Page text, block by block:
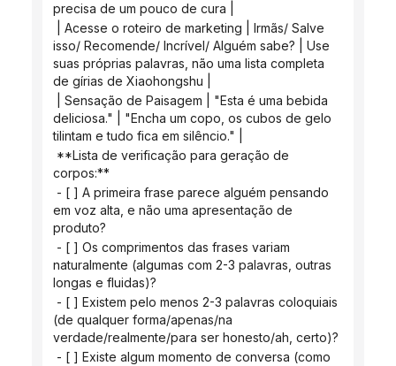
precisa de um pouco de cura |
isso/ Recomende/ Incrível/ Alguém sabe? | Use
suas próprias palavras, não uma lista completa
de gírias de Xiaohongshu |
deliciosa." | "Encha um copo, os cubos de gelo
tilintam e tudo fica em silêncio." |
corpos:**
em voz alta, e não uma apresentação de
produto?
naturalmente (algumas com 2-3 palavras, outras
longas e fluidas)?
(de qualquer forma/apenas/na
verdade/realmente/para ser honesto/ah, certo)?